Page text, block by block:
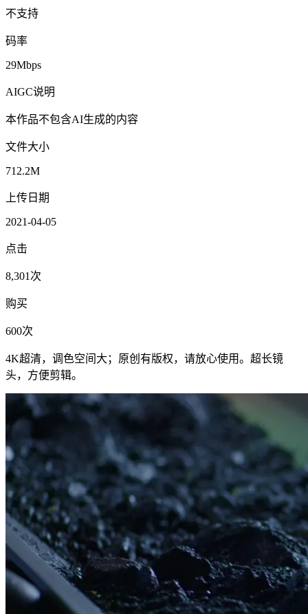
不支持
码率
29Mbps
AIGC说明
本作品不包含AI生成的内容
文件大小
712.2M
上传日期
2021-04-05
点击
8,301次
购买
600次
4K超清，调色空间大；原创有版权，请放心使用。超长镜
头，方便剪辑。